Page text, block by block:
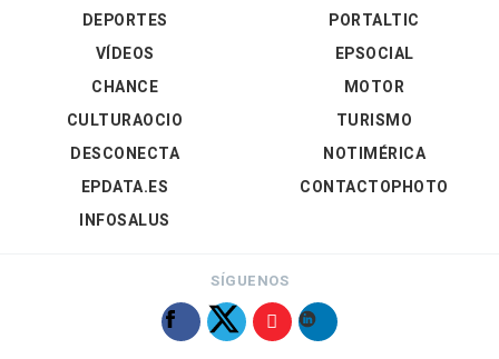
DEPORTES
VÍDEOS
PORTALTIC
EPSOCIAL
CHANCE
CULTURAOCIO
DESCONECTA
EPDATA.ES
INFOSALUS
MOTOR
TURISMO
NOTIMÉRICA
CONTACTOPHOTO
SÍGUENOS